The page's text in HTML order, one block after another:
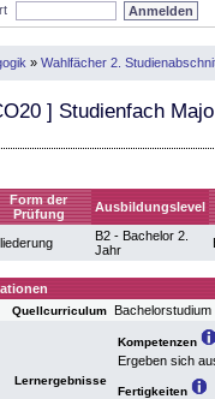
» Wahlfächer 2.
] Studienfach
Form der
Prüfung
Ausbildungslevel
B2 - Bachelor 2.
Jahr
Quellcurriculum
Lernergebnisse
Kompetenzen
Ergeben sich
Fertigkeiten